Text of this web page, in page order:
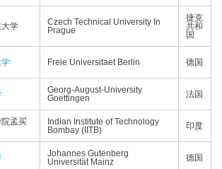
学
Czech Technical University In
Prague
捷克
共和
国
Freie Universitaet Berlin 德国
Georg-August-University
Goettingen
法国
孟买
Indian Institute of Technology
Bombay (IITB)
印度
Johannes Gutenberg
Universität Mainz
德国